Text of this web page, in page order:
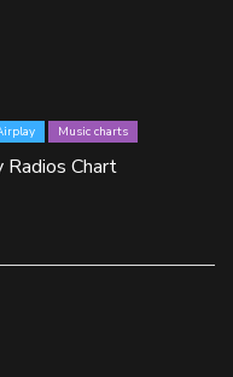
Music charts
Radios Chart